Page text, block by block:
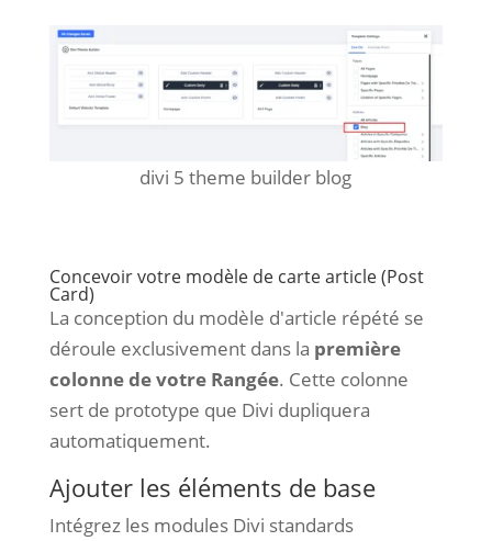
divi 5 theme builder blog
Concevoir votre modèle de carte article (Post
Card)
La conception du modèle d'article répété se
déroule exclusivement dans la première
colonne de votre Rangée. Cette colonne
sert de prototype que Divi dupliquera
automatiquement.
Ajouter les éléments de base
Intégrez les modules Divi standards